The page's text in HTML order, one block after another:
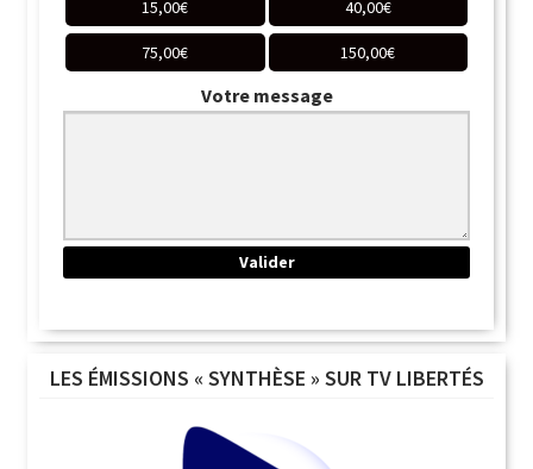
15,00€ 40,00€
75,00€ 150,00€
Votre message
LES ÉMISSIONS « SYNTHÈSE » SUR TV LIBERTÉS